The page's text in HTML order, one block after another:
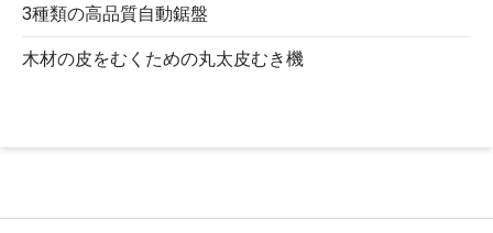
3種類の高品質自動鋸盤
木材の皮をむくための丸太皮むき機